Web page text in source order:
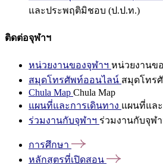
และประพฤติมิชอบ (ป.ป.ท.)
ติดต่อจุฬาฯ
หน่วยงานของจุฬาฯ หน่วยงานข
สมุดโทรศัพท์ออนไลน์ สมุดโทร
Chula Map Chula Map
แผนที่และการเดินทาง แผนที่แล
ร่วมงานกับจุฬาฯ ร่วมงานกับจุฬ
การศึกษา
หลักสูตรที่เปิดสอน